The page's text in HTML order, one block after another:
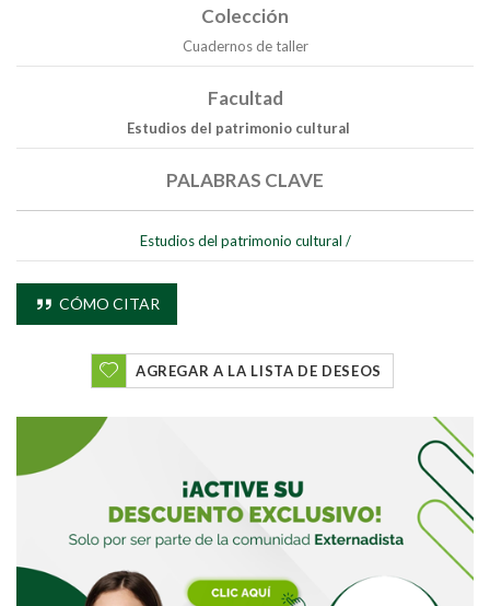
Colección
Cuadernos de taller
Facultad
Estudios del patrimonio cultural
PALABRAS CLAVE
Estudios del patrimonio cultural /
CÓMO CITAR
AGREGAR A LA LISTA DE DESEOS